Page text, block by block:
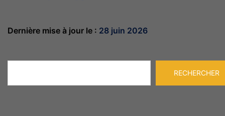
Dernière mise à jour le : 28 juin 2026
RECHERCHER